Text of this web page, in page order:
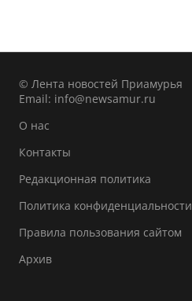
© Лента новостей Приамурья
Email: info@newsamur.ru
О нас
Контакты
Редакционная политика
Политика конфиденциальности
Правила пользования сайтом
Архив